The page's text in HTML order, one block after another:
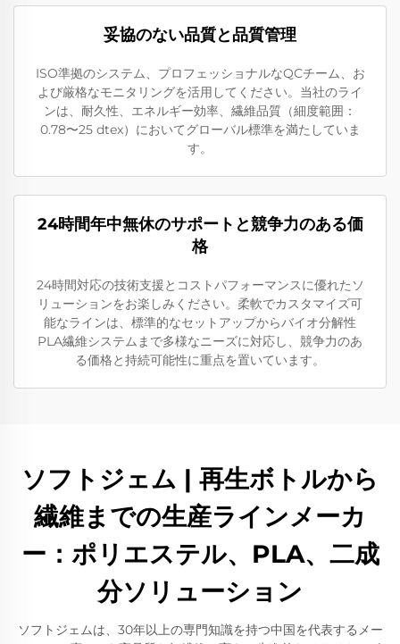
妥協のない品質と品質管理
ISO準拠のシステム、プロフェッショナルなQCチーム、お
よび厳格なモニタリングを活用してください。当社のライ
ンは、耐久性、エネルギー効率、繊維品質（細度範囲：
0.78〜25 dtex）においてグローバル標準を満たしていま
す。
24時間年中無休のサポートと競争力のある価
格
24時間対応の技術支援とコストパフォーマンスに優れたソ
リューションをお楽しみください。柔軟でカスタマイズ可
能なラインは、標準的なセットアップからバイオ分解性
PLA繊維システムまで多様なニーズに対応し、競争力のあ
る価格と持続可能性に重点を置いています。
ソフトジェム | 再生ボトルから
繊維までの生産ラインメーカ
ー：ポリエステル、PLA、二成
分ソリューション
ソフトジェムは、30年以上の専門知識を持つ中国を代表するメー